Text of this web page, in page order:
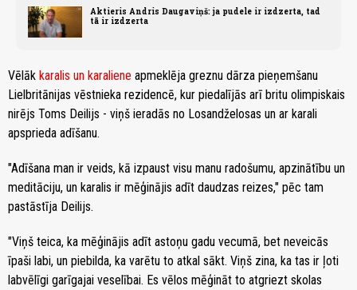
Aktieris Andris Daugaviņš: ja pudele ir izdzerta, tad
tā ir izdzerta
Vēlāk karalis un karaliene apmeklēja greznu dārza pieņemšanu
Lielbritānijas vēstnieka rezidencē, kur piedalījās arī britu olimpiskais
nirējs Toms Deilijs - viņš ieradās no Losandželosas un ar karali
apsprieda adīšanu.
"Adīšana man ir veids, kā izpaust visu manu radošumu, apzinātību un
meditāciju, un karalis ir mēģinājis adīt daudzas reizes," pēc tam
pastāstīja Deilijs.
"Viņš teica, ka mēģinājis adīt astoņu gadu vecumā, bet neveicās
īpaši labi, un piebilda, ka varētu to atkal sākt. Viņš zina, ka tas ir ļoti
labvēlīgi garīgajai veselībai. Es vēlos mēģināt to atgriezt skolas